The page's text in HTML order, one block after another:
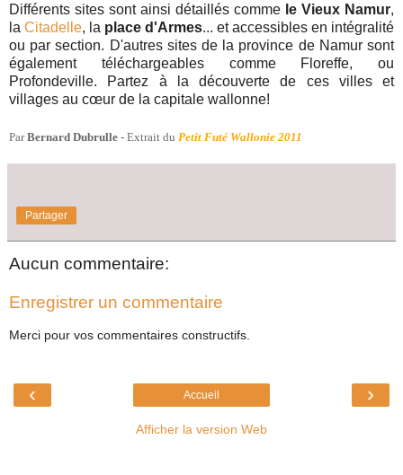
Différents sites sont ainsi détaillés comme le Vieux Namur,
la Citadelle, la place d'Armes... et accessibles en intégralité
ou par section. D'autres sites de la province de Namur sont
également téléchargeables comme Floreffe, ou
Profondeville. Partez à la découverte de ces villes et
villages au cœur de la capitale wallonne!
ParBernard Dubrulle - Extrait du Petit Futé Wallonie 2011
Partager
Aucun commentaire:
Enregistrer un commentaire
Merci pour vos commentaires constructifs.
‹ ›
Accueil
Afficher la version Web